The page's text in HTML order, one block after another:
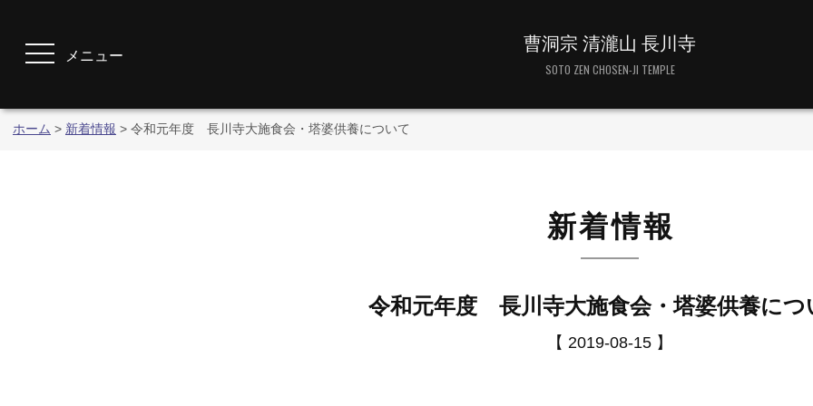
曹洞宗 清瀧山 長川寺
SOTO ZEN CHOSEN-JI TEMPLE
メニュー
ホーム > 新着情報 > 令和元年度 長川寺大施食会・塔婆供養について
新着情報
令和元年度 長川寺大施食会・塔婆供養につ
【 2019-08-15 】